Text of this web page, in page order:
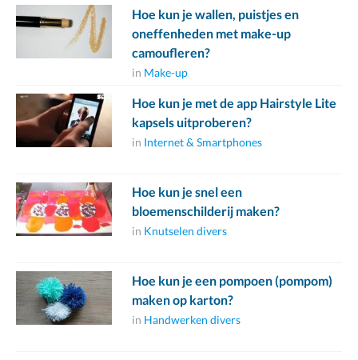
Hoe kun je wallen, puistjes en
oneffenheden met make-up
camoufleren?
in Make-up
Hoe kun je met de app Hairstyle Lite
kapsels uitproberen?
in Internet & Smartphones
Hoe kun je snel een
bloemenschilderij maken?
in Knutselen divers
Hoe kun je een pompoen (pompom)
maken op karton?
in Handwerken divers